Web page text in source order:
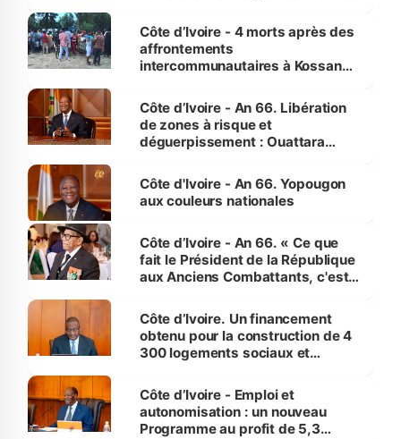
générations futures »
Côte d’Ivoire - 4 morts après des
affrontements
intercommunautaires à Kossandji
milieu des sinistrés
Côte d’Ivoire - An 66. Libération
de zones à risque et
déguerpissement : Ouattara
l'Etat de droit pour préserver les
vies humaines »
Côte d'Ivoire - An 66. Yopougon
aux couleurs nationales
Côte d’Ivoire - An 66. « Ce que
fait le Président de la République
aux Anciens Combattants, c'est
Côte d’Ivoire. Un financement
obtenu pour la construction de 4
300 logements sociaux et
et Yamoussoukro
Côte d’Ivoire - Emploi et
autonomisation : un nouveau
Programme au profit de 5,3